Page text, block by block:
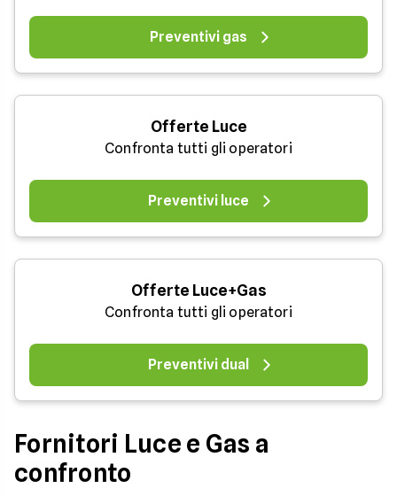
Preventivi gas
Offerte Luce
Confronta tutti gli operatori
Preventivi luce
Offerte Luce+Gas
Confronta tutti gli operatori
Preventivi dual
Fornitori Luce e Gas a
confronto